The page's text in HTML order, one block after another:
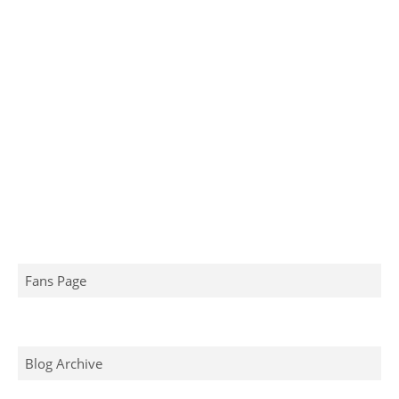
Fans Page
Blog Archive